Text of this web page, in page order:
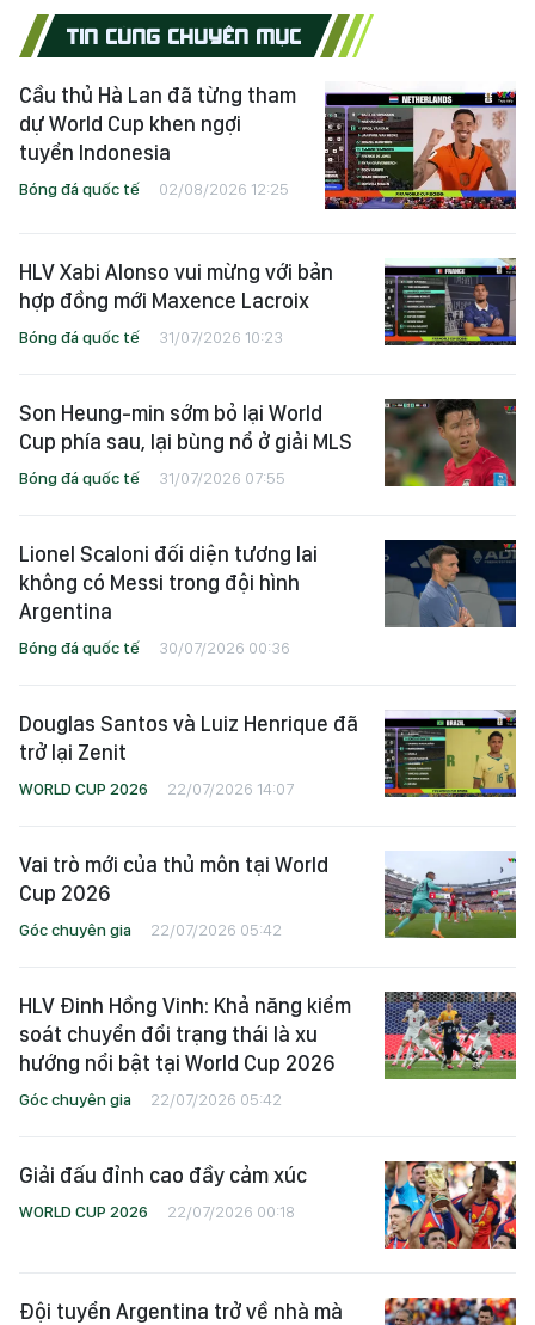
TIN CÙNG CHUYÊN MỤC
Cầu thủ Hà Lan đã từng tham
dự World Cup khen ngợi
tuyển Indonesia
Bóng đá quốc tế 02/08/2026 12:25
HLV Xabi Alonso vui mừng với bản
hợp đồng mới Maxence Lacroix
Bóng đá quốc tế 31/07/2026 10:23
Son Heung-min sớm bỏ lại World
Cup phía sau, lại bùng nổ ở giải MLS
Bóng đá quốc tế 31/07/2026 07:55
Lionel Scaloni đối diện tương lai
không có Messi trong đội hình
Argentina
Bóng đá quốc tế 30/07/2026 00:36
Douglas Santos và Luiz Henrique đã
trở lại Zenit
WORLD CUP 2026 22/07/2026 14:07
Vai trò mới của thủ môn tại World
Cup 2026
Góc chuyên gia 22/07/2026 05:42
HLV Đinh Hồng Vinh: Khả năng kiểm
soát chuyển đổi trạng thái là xu
hướng nổi bật tại World Cup 2026
Góc chuyên gia 22/07/2026 05:42
Giải đấu đỉnh cao đầy cảm xúc
WORLD CUP 2026 22/07/2026 00:18
Đội tuyển Argentina trở về nhà mà